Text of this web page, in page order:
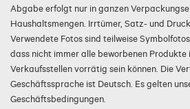
Abgabe erfolgt nur in ganzen
Haushaltsmengen. Irrtümer, Satz- und
Verwendete Fotos sind teilweise
dass nicht immer alle beworbenen Produkte
Verkaufsstellen vorrätig sein können. Die
Geschäftssprache ist Deutsch. Es gelten
Geschäftsbedingungen.